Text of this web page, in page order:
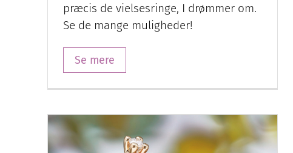
præcis de vielsesringe, I drømmer om.
Se de mange muligheder!
Se mere